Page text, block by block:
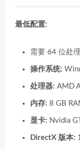
最低配置:
需要 64 位处
操作系统:
处理器: AMD
内存: 8 GB
显卡: Nvidia
DirectX 版本: